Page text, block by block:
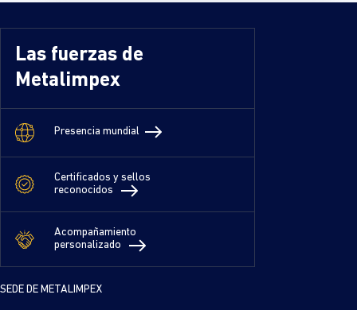
Las fuerzas de
Metalimpex
Presencia mundial
Certificados y sellos
reconocidos
Acompañamiento
personalizado
SEDE DE METALIMPEX